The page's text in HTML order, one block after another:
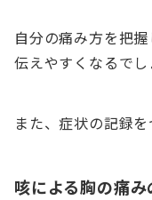
自分の痛み方を把
伝えやすくなるでし
また、症状の記録を
咳による胸の痛